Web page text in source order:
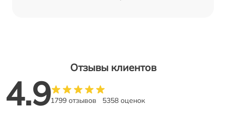
Отзывы клиентов
4.91799 отзывов 5358 оценок